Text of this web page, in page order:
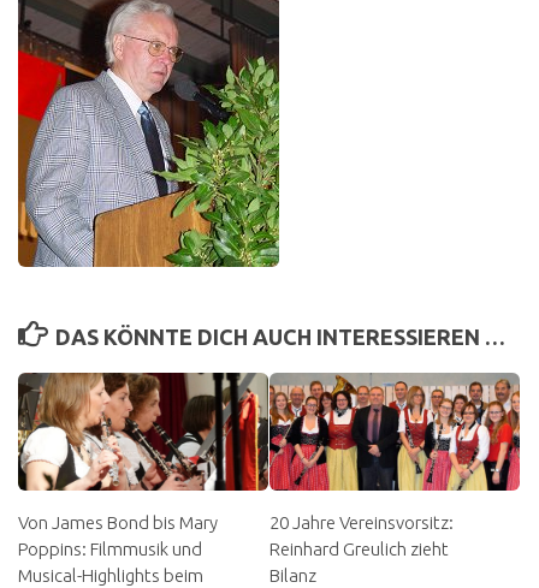
DAS KÖNNTE DICH AUCH INTERESSIEREN …
Von James Bond bis Mary
Poppins: Filmmusik und
Musical-Highlights beim
20 Jahre Vereinsvorsitz:
Reinhard Greulich zieht
Bilanz